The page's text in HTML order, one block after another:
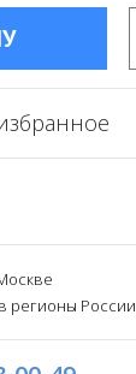
регионы России